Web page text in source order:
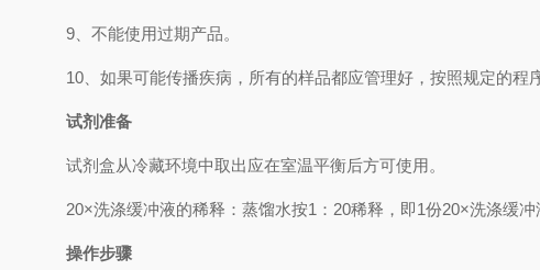
9、 不能使用过期产品。
10、 如果可能传播疾病，所有的样品都应管理好，按照规定的程
试剂准备
试剂盒从冷藏环境中取出应在室温平衡后方可使用。
20×洗涤缓冲液的稀释：蒸馏水按1 ： 20稀释，即1份20×洗涤缓冲
操作步骤